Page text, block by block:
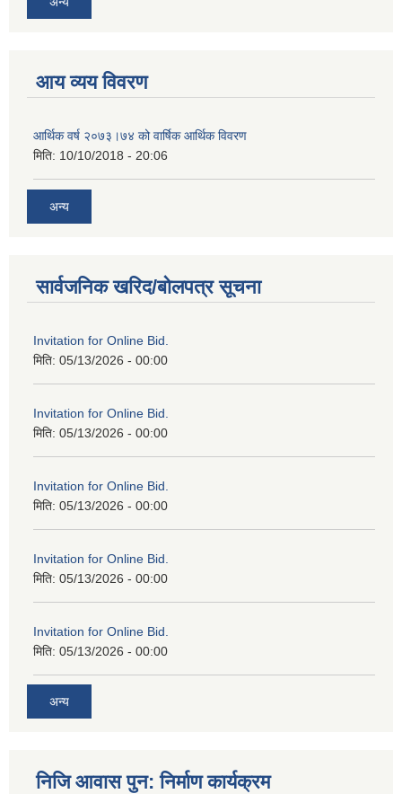
आय व्यय विवरण
आर्थिक वर्ष २०७३।७४ को वार्षिक आर्थिक विवरण
मिति: 10/10/2018 - 20:06
अन्य
सार्वजनिक खरिद/बोलपत्र सूचना
Invitation for Online Bid.
मिति: 05/13/2026 - 00:00
Invitation for Online Bid.
मिति: 05/13/2026 - 00:00
Invitation for Online Bid.
मिति: 05/13/2026 - 00:00
Invitation for Online Bid.
मिति: 05/13/2026 - 00:00
Invitation for Online Bid.
मिति: 05/13/2026 - 00:00
अन्य
निजि आवास पुन: निर्माण कार्यक्रम